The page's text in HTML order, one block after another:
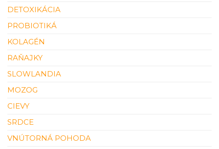
DETOXIKÁCIA
PROBIOTIKÁ
KOLAGÉN
RAŇAJKY
SLOWLANDIA
MOZOG
CIEVY
SRDCE
VNÚTORNÁ POHODA